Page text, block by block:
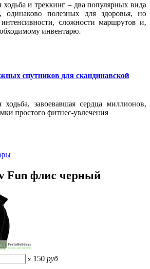
ходьба и треккинг – два популярных вида
одинаково полезных для здоровья, но
сложности маршрутов и,
инвентарю.
спутников для скандинавской
ходьба, завоевавшая сердца миллионов,
простого фитнес-увлечения
Fun флис черный
x 150 руб